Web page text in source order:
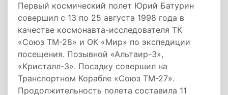
Первый космический полет Юрий Батурин
совершил с 13 по 25 августа 1998 года в
качестве космонавта-­исследователя ТК
«Союз ТМ-­28» и ОК «Мир» по экспедиции
посещения. Позывной «Альтаир-­3»,
«Кристалл-­3». Посадку совершил на
Транспортном Корабле «Союз ТМ­-27».
Продолжительность полета составила 11